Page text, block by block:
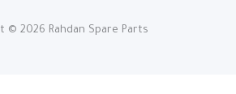
Copyright © 2026 Rahdan Spare Parts